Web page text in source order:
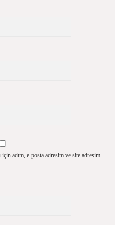
adım, e-posta adresim ve site adresim